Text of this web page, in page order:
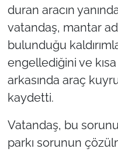
duran aracın
vatandaş, mantar
bulunduğu
engellediğini ve
arkasında araç
kaydetti.
Vatandaş, bu
parkı sorunun
Flaş Haber
Dış Haberler
Magazin
İş Dünyası
Bilim Teknoloji